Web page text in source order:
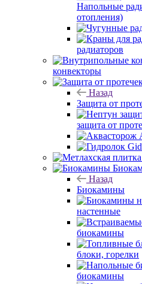
Напольные
отопления)
радиаторов
конвекторы
Назад
Защита от
защита от
Назад
Биокамины
настенные
биокамины
блоки, горелки
биокамины